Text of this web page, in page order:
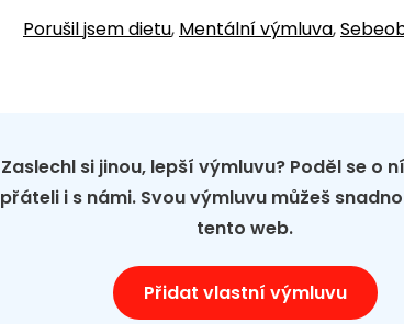
Porušil jsem dietu, Mentální výmluva,
Zaslechl si jinou, lepší výmluvu? Poděl se o
přáteli i s námi. Svou výmluvu můžeš
tento web.
Přidat vlastní výmluvu